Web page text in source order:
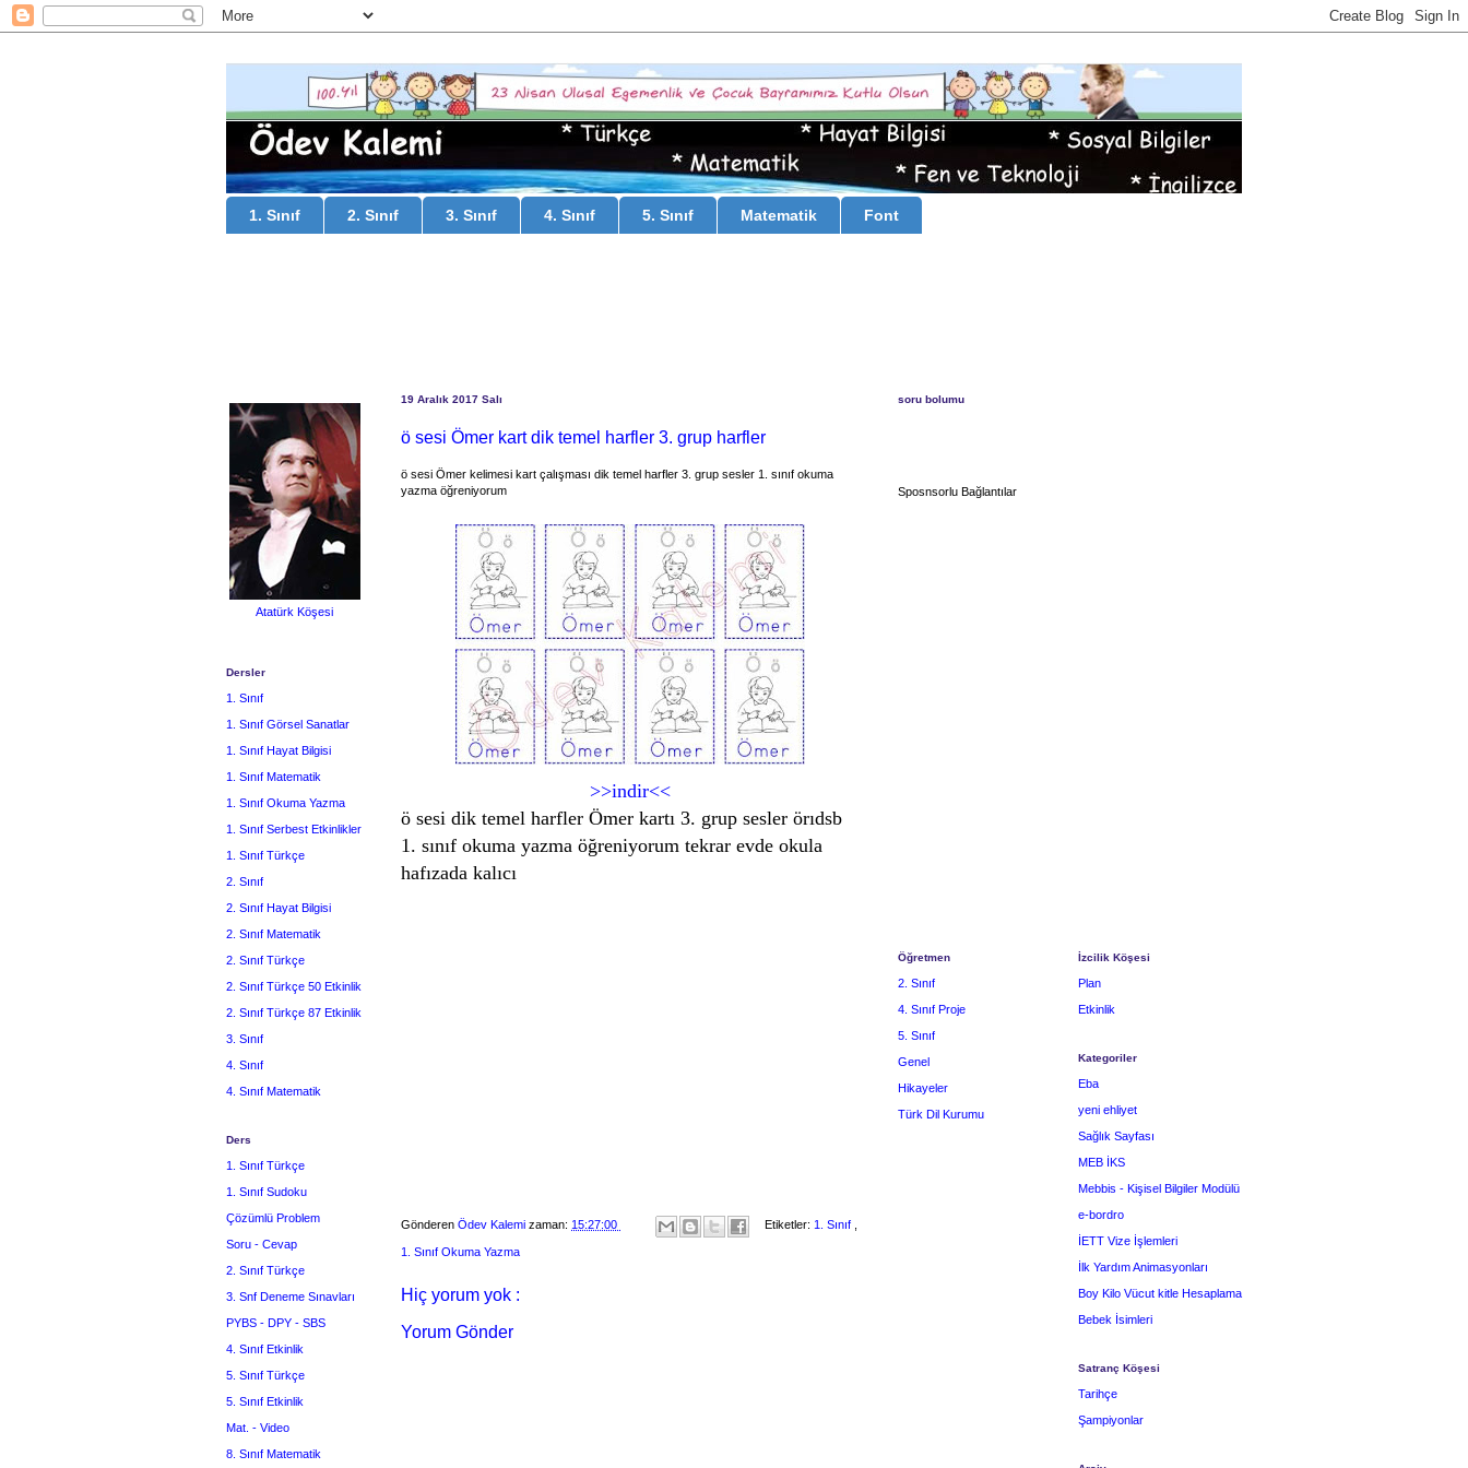
1. Sınıf 2. Sınıf 3. Sınıf 4. Sınıf 5. Sınıf Matematik Font
19 Aralık 2017 Salı
ö sesi Ömer kart dik temel harfler 3. grup harfler
ö sesi Ömer kelimesi kart çalışması dik temel harfler 3. grup sesler 1. sınıf okuma
yazma öğreniyorum
>>indir<<
ö sesi dik temel harfler Ömer kartı 3. grup sesler örıdsb
1. sınıf okuma yazma öğreniyorum tekrar evde okula
hafızada kalıcı
Gönderen Ödev Kalemi zaman: 15:27:00 Etiketler: 1. Sınıf
1. Sınıf Okuma Yazma
Hiç yorum yok :
Yorum Gönder
Atatürk Köşesi
Dersler
1. Sınıf
1. Sınıf Görsel Sanatlar
1. Sınıf Hayat Bilgisi
1. Sınıf Matematik
1. Sınıf Okuma Yazma
1. Sınıf Serbest Etkinlikler
1. Sınıf Türkçe
2. Sınıf
2. Sınıf Hayat Bilgisi
2. Sınıf Matematik
2. Sınıf Türkçe
2. Sınıf Türkçe 50 Etkinlik
2. Sınıf Türkçe 87 Etkinlik
3. Sınıf
4. Sınıf
4. Sınıf Matematik
Ders
1. Sınıf Türkçe
1. Sınıf Sudoku
Çözümlü Problem
Soru - Cevap
2. Sınıf Türkçe
3. Snf Deneme Sınavları
PYBS - DPY - SBS
4. Sınıf Etkinlik
5. Sınıf Türkçe
5. Sınıf Etkinlik
Mat. - Video
8. Sınıf Matematik
soru bolumu
Sposnsorlu Bağlantılar
Öğretmen
2. Sınıf
4. Sınıf Proje
5. Sınıf
Genel
Hikayeler
Türk Dil Kurumu
İzcilik Köşesi
Plan
Etkinlik
Kategoriler
Eba
yeni ehliyet
Sağlık Sayfası
MEB İKS
Mebbis - Kişisel Bilgiler Modülü
e-bordro
İETT Vize İşlemleri
İlk Yardım Animasyonları
Boy Kilo Vücut kitle Hesaplama
Bebek İsimleri
Satranç Köşesi
Tarihçe
Şampiyonlar